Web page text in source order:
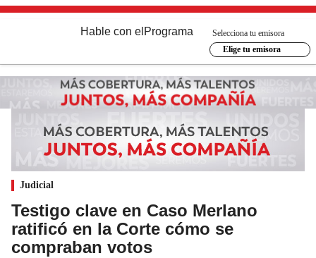
Hable con el Programa
Selecciona tu emisora
Elige tu emisora
Judicial
Testigo clave en Caso Merlano
ratificó en la Corte cómo se
compraban votos